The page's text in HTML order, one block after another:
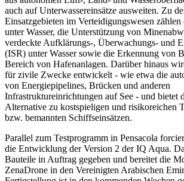
auch auf Unterwassereinsätze ausweiten. Zu
Einsatzgebieten im Verteidigungswesen
unter Wasser, die Unterstützung von
verdeckte Aufklärungs-, Überwachungs- und
(ISR) unter Wasser sowie die Erkennung von
Bereich von Hafenanlagen. Darüber hinaus
für zivile Zwecke entwickelt - wie etwa die
von Energiepipelines, Brücken und anderen
Infrastruktureinrichtungen auf See - und bietet
Alternative zu kostspieligen und risikoreichen
bzw. bemannten Schiffseinsätzen.
Parallel zum Testprogramm in Pensacola
die Entwicklung der Version 2 der IQ Aqua.
Bauteile in Auftrag gegeben und bereitet die
ZenaDrone in den Vereinigten Arabischen